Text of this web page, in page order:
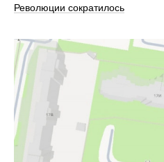
Революции сократилось